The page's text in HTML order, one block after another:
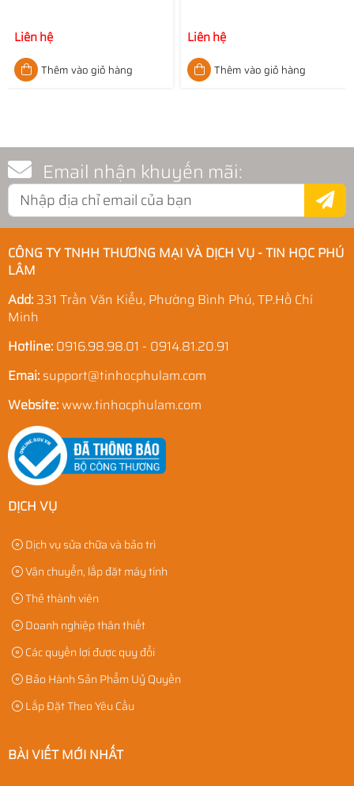
Liên hệ
Thêm vào giỏ hàng
Liên hệ
Thêm vào giỏ hàng
Email nhận khuyến mãi:
CÔNG TY TNHH THƯƠNG MẠI VÀ DỊCH VỤ - TIN HỌC PHÚ
LÂM
Add: 331 Trần Văn Kiểu, Phường Bình Phú, TP.Hồ Chí
Minh
Hotline: 0916.98.98.01 - 0914.81.20.91
Emai: support@tinhocphulam.com
Website:www.tinhocphulam.com
DỊCH VỤ
Dịch vụ sửa chữa và bảo trì
Vận chuyển, lắp đặt máy tính
Thẻ thành viên
Doanh nghiệp thân thiết
Các quyền lợi được quy đổi
Bảo Hành Sản Phẩm Uỷ Quyền
Lắp Đặt Theo Yêu Cầu
BÀI VIẾT MỚI NHẤT